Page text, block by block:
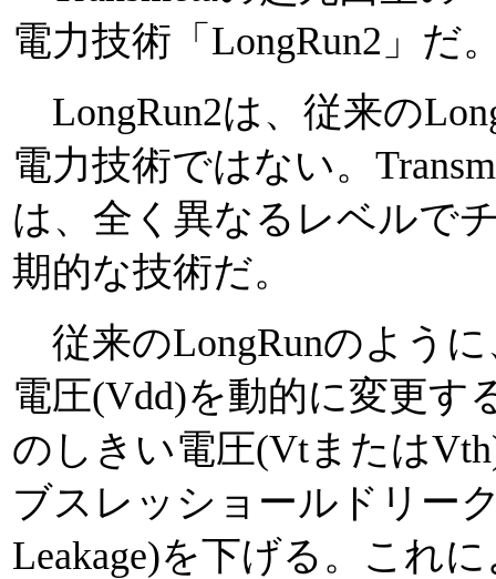
電力技術「LongRun2」だ
LongRun2は、従来の
電力技術ではない。
は、全く異なるレベルで
期的な技術だ。
従来のLongRunのよう
電圧(Vdd)を動的に変更
のしきい電圧(Vtまたは
ブスレッショールドリー
Leakage)を下げる。これ